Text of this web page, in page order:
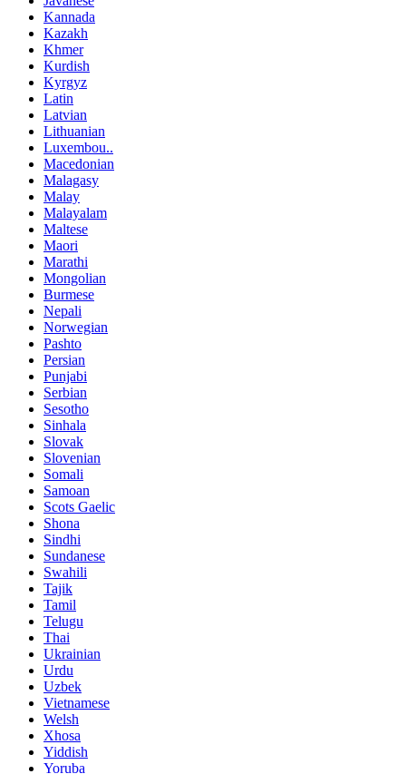
Kannada
Kazakh
Khmer
Kurdish
Kyrgyz
Latin
Latvian
Lithuanian
Luxembou..
Macedonian
Malagasy
Malay
Malayalam
Maltese
Maori
Marathi
Mongolian
Burmese
Nepali
Norwegian
Pashto
Persian
Punjabi
Serbian
Sesotho
Sinhala
Slovak
Slovenian
Somali
Samoan
Scots Gaelic
Shona
Sindhi
Sundanese
Swahili
Tajik
Tamil
Telugu
Thai
Ukrainian
Urdu
Uzbek
Vietnamese
Welsh
Xhosa
Yiddish
Yoruba